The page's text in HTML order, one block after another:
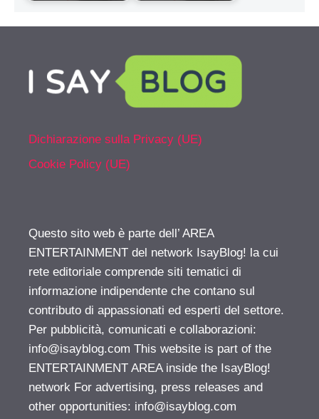
Dichiarazione sulla Privacy (UE)
Cookie Policy (UE)
Questo sito web è parte dell’ AREA
ENTERTAINMENT del network IsayBlog! la cui
rete editoriale comprende siti tematici di
informazione indipendente che contano sul
contributo di appassionati ed esperti del settore.
Per pubblicità, comunicati e collaborazioni:
info@isayblog.com This website is part of the
ENTERTAINMENT AREA inside the IsayBlog!
network For advertising, press releases and
other opportunities: info@isayblog.com